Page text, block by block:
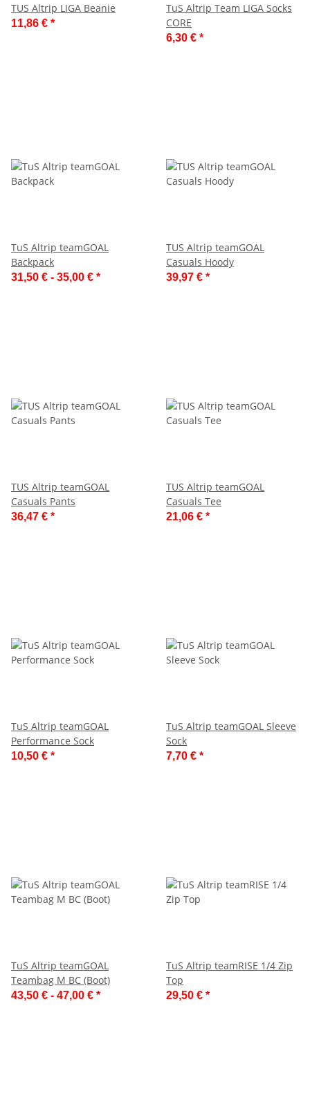
TUS Altrip LIGA Beanie
11,86 € *
TuS Altrip Team LIGA Socks
CORE
6,30 € *
TuS Altrip teamGOAL
Backpack
31,50 € - 35,00 € *
TUS Altrip teamGOAL
Casuals Hoody
39,97 € *
TUS Altrip teamGOAL
Casuals Pants
36,47 € *
TUS Altrip teamGOAL
Casuals Tee
21,06 € *
TuS Altrip teamGOAL
Performance Sock
10,50 € *
TuS Altrip teamGOAL Sleeve
Sock
7,70 € *
TuS Altrip teamGOAL
Teambag M BC (Boot)
43,50 € - 47,00 € *
TuS Altrip teamRISE 1/4 Zip
Top
29,50 € *